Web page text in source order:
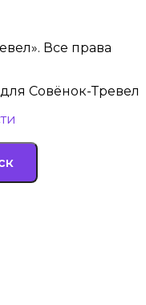
Все права
Совёнок-Тревел